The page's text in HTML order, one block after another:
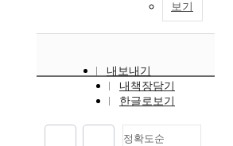
보기
내보내기
내책장담기
한글로보기
정확도순